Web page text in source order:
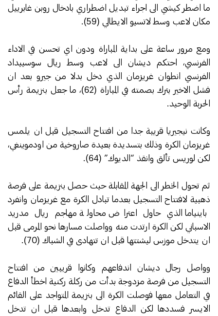
ما اضطر كيشي الى اجراء تبديل اضطراري بادخال روبن غابرييل
مكان لاعب وسط لاتسيو الايطالي (59).
ومع مرور ساعة على بداية المباراة ودون اي تحسن في الاداء
الفرنسي، احتكم ديشان الى لاعب وسط ريال سوسييداد
الفرنسي انطوان غريزمان الذي دخل بدلا من جيرو بعد ان
فشل الاخير بترك بصمته في المباراة (62)، ما جعل بنزيمة رأس
الحربة الوحيد.
وكانت نيجيريا قريبة جدا من افتتاح التسجيل قبل ان يلمس
غريزمان الكرة وذلك بتسديدة بعيدة صاروخية من اودموينغي،
لكن لوريس تألق وانقذ “الديوك” (64).
ثم تحول الخطر الى الجهة المقابلة حيث حصل بنزيمة على فرصة
ذهبية لافتتاح التسجيل بعدما تبادل الكرة مع غريزمان وانفرد
باينياما الذي حاول اعتراض محاولة مهاجم ريال مدريد
الاسباني لكن الكرة ارتدت منه وواصلت مسارها نحو المرمى قبل
ان يتدخل موزس ليشتتها قبل ان تتهادى في الشباك (70).
وواصل رجال ديشان اندفاعهم وكانوا قريبين من افتتاح
التسجيل من فرصة مزدوجة بدأت من ركلة ركنية اخطأ الدفاع
في التعامل معها فوصلت الكرة الى بنزيمة المتواجد على القائم
الايسر فسددها لكن الدفاع تدخل وابعدها قبل ان تدخل